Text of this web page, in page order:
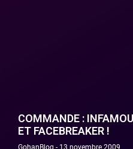
COMMANDE :
ET FACEBREAKER !
GohanBlog 13 novembre 2009